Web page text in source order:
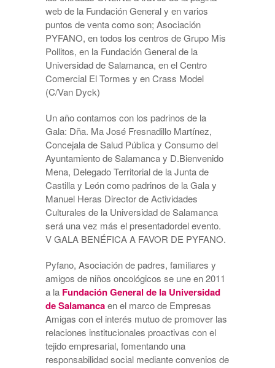
web de la Fundación General y en varios
puntos de venta como son; Asociación
PYFANO, en todos los centros de Grupo Mis
Pollitos, en la Fundación General de la
Universidad de Salamanca, en el Centro
Comercial El Tormes y en Crass Model
(C/Van Dyck)
Un año contamos con los padrinos de la
Gala: Dña. Ma José Fresnadillo Martínez,
Concejala de Salud Pública y Consumo del
Ayuntamiento de Salamanca y D.Bienvenido
Mena, Delegado Territorial de la Junta de
Castilla y León como padrinos de la Gala y
Manuel Heras Director de Actividades
Culturales de la Universidad de Salamanca
será una vez más el presentadordel evento.
V GALA BENÉFICA A FAVOR DE PYFANO.
Pyfano, Asociación de padres, familiares y
amigos de niños oncológicos se une en 2011
a la Fundación General de la Universidad
de Salamancaen el marco de Empresas
Amigas con el interés mutuo de promover las
relaciones institucionales proactivas con el
tejido empresarial, fomentando una
responsabilidad social mediante convenios de